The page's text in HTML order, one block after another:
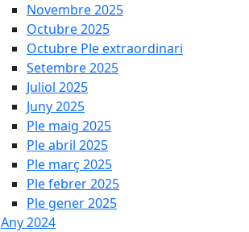
Novembre 2025
Octubre 2025
Octubre Ple extraordinari
Setembre 2025
Juliol 2025
Juny 2025
Ple maig 2025
Ple abril 2025
Ple març 2025
Ple febrer 2025
Ple gener 2025
Any 2024